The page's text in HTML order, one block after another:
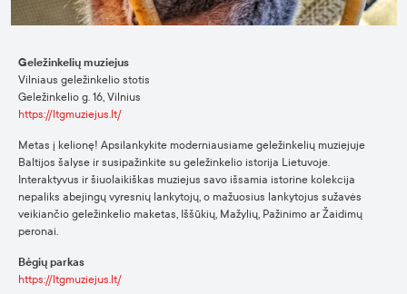
Geležinkelių muziejus
Vilniaus geležinkelio stotis
Geležinkelio g. 16, Vilnius
https://ltgmuziejus.lt/
Metas į kelionę! Apsilankykite moderniausiame geležinkelių muziejuje
Baltijos šalyse ir susipažinkite su geležinkelio istorija Lietuvoje.
Interaktyvus ir šiuolaikiškas muziejus savo išsamia istorine kolekcija
nepaliks abejingų vyresnių lankytojų, o mažuosius lankytojus sužavės
veikiančio geležinkelio maketas, Iššūkių, Mažylių, Pažinimo ar Žaidimų
peronai.
Bėgių parkas
https://ltgmuziejus.lt/